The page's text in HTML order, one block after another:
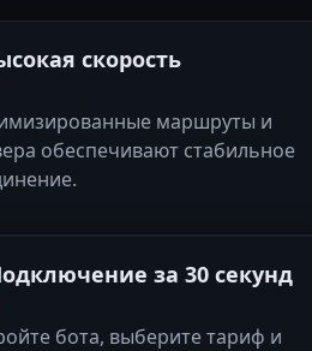
скорость
маршруты и
обеспечивают стабильное
за 30 секунд
бота, выберите тариф и